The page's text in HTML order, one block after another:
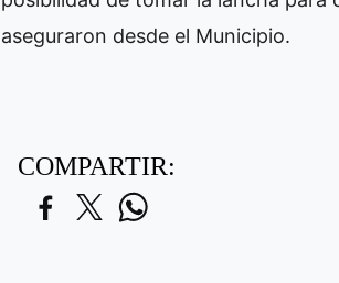
aseguraron desde el Municipio.
COMPARTIR: